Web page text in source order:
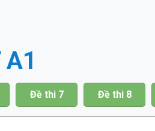
Đề thi 7 Đề thi 8